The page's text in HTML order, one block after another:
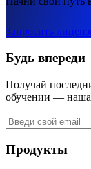
Запросить
Будь впереди
Получай
обучении — наша
Продукты